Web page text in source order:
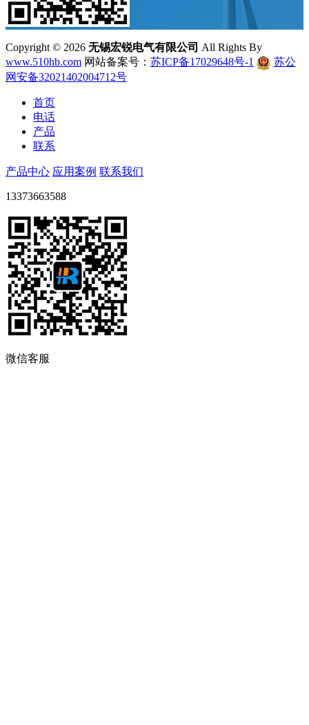
Copyright © 2026 无锡宏锐电气有限公司 All Rights By
www.510hb.com 网站备案号： 苏ICP备17029648号-1
苏公
网安备32021402004712号
首页
电话
产品
联系
产品中心 应用案例 联系我们
13373663588
微信客服